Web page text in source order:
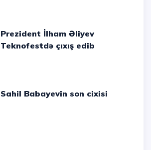
Prezident İlham Əliyev
Teknofestdə çıxış edib
Sahil Babayevin son cixisi